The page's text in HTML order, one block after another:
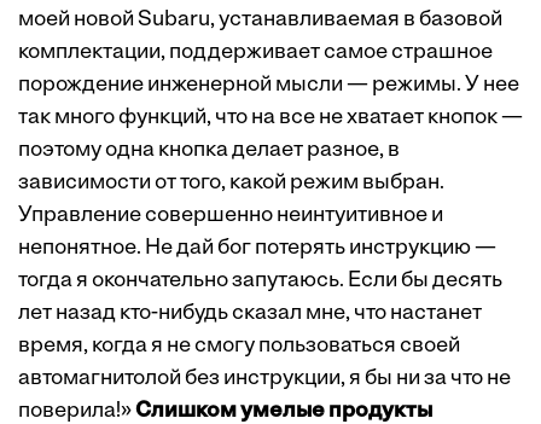
моей новой Subaru, устанавливаемая в базовой
комплектации, поддерживает самое страшное
порождение инженерной мысли — режимы. У нее
так много функций, что на все не хватает кнопок —
поэтому одна кнопка делает разное, в
зависимости от того, какой режим выбран.
Управление совершенно неинтуитивное и
непонятное. Не дай бог потерять инструкцию —
тогда я окончательно запутаюсь. Если бы десять
лет назад кто-нибудь сказал мне, что настанет
время, когда я не смогу пользоваться своей
автомагнитолой без инструкции, я бы ни за что не
поверила!»Слишком умелые продукты